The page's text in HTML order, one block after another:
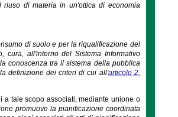
di materia in un'ottica di economia
di suolo e per la riqualificazione del
all'interno del Sistema Informativo
conoscenza tra il sistema della pubblica
definizione dei criteri di cui all'articolo 2,
tale scopo associati, mediante unione o
promuove la pianificazione coordinata